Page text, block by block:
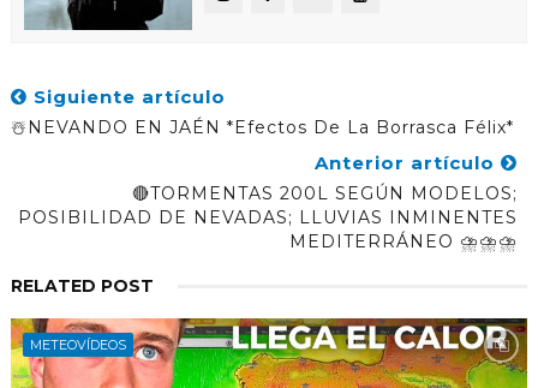
Siguiente artículo
☃️NEVANDO EN JAÉN *efectos De La Borrasca Félix*
Anterior artículo
🔴TORMENTAS 200L SEGÚN MODELOS;
POSIBILIDAD DE NEVADAS; LLUVIAS INMINENTES
MEDITERRÁNEO ⛈️⛈️⛈️
RELATED POST
METEOVÍDEOS